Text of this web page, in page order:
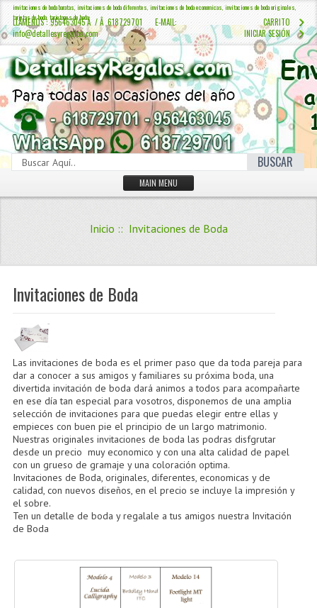
invitaciones de boda baratas, invitaciones de boda diferentes, invitaciones de boda economicas, invitaciones de boda originales,
tarjetas de boda, tarjetones de boda
LLÁMENOS : 956463045 Â / Â 618729701 E-MAIL:
info@detallesyregalos.com
CARRITO
INICIAR SESIÓN
BUSCAR
MAIN MENU
CONTÁCTENOS
QUIENES SOMOS
BLOG
Inicio :: Invitaciones de Boda
Invitaciones de Boda
Las invitaciones de boda es el primer paso que da toda pareja para
dar a conocer a sus amigos y familiares su próxima boda, una
divertida invitación de boda dará animos a todos para acompañarte
en ese día tan especial para vosotros, disponemos de una amplia
selección de invitaciones para que puedas elegir entre ellas y
empieces con buen pie el principio de un largo matrimonio.
Nuestras originales invitaciones de boda las podras disfgrutar
desde un precio muy economico y con una alta calidad de papel
con un grueso de gramaje y una coloración optima.
Invitaciones de Boda, originales, diferentes, economicas y de
calidad, con nuevos diseños, en el precio se incluye la impresión y
el sobre.
Ten un detalle de boda y regalale a tus amigos nuestra Invitación
de Boda